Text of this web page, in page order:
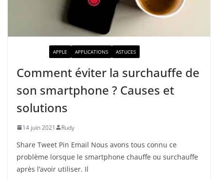
APPLE APPLICATIONS ASTUCES
Comment éviter la surchauffe de
son smartphone ? Causes et
solutions
14 juin 2021 Rudy
Share Tweet Pin Email Nous avons tous connu ce
problème lorsque le smartphone chauffe ou surchauffe
après l’avoir utiliser. Il